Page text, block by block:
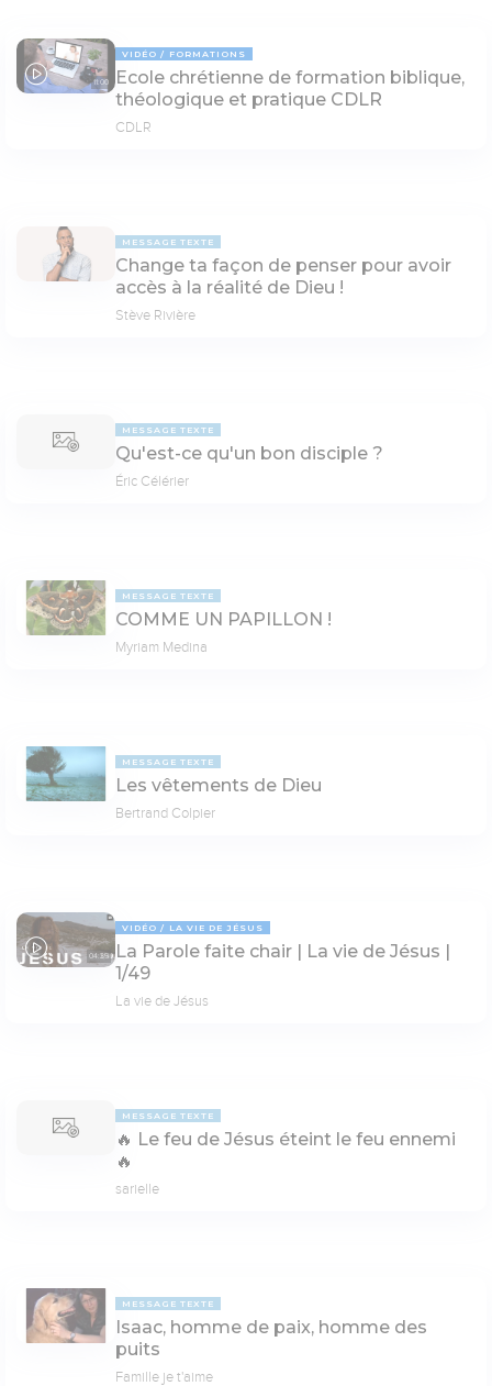
11:00
VIDÉO FORMATIONS
Ecole chrétienne de formation biblique,
théologique et pratique CDLR
CDLR
MESSAGE TEXTE
Change ta façon de penser pour avoir
accès à la réalité de Dieu !
Stève Rivière
MESSAGE TEXTE
Qu'est-ce qu'un bon disciple ?
Éric Célérier
MESSAGE TEXTE
COMME UN PAPILLON !
Myriam Medina
MESSAGE TEXTE
Les vêtements de Dieu
Bertrand Colpier
04:35
VIDÉO LA VIE DE JÉSUS
La Parole faite chair | La vie de Jésus |
1/49
La vie de Jésus
MESSAGE TEXTE
🔥 Le feu de Jésus éteint le feu ennemi
🔥
sarielle
MESSAGE TEXTE
Isaac, homme de paix, homme des
puits
Famille je t'aime